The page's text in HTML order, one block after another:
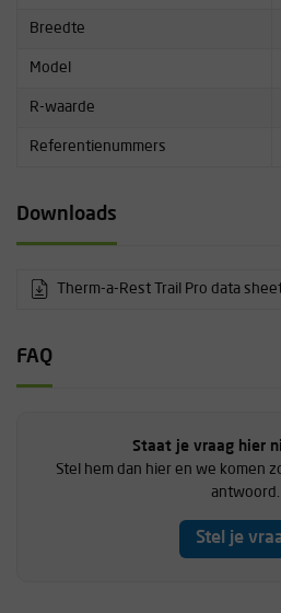
Breedte
Model
R-waarde
Referentienummers
Downloads
Therm-a-Rest Trail Pro data
FAQ
Staat je vraag hier
Stel hem dan hier en we komen
antwoord.
Stel je